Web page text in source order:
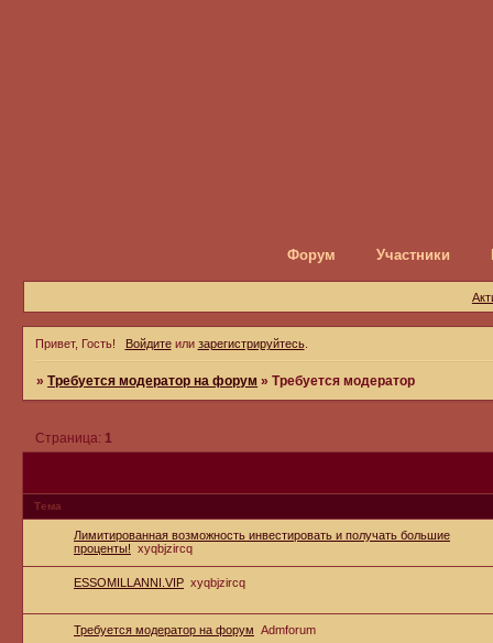
Форум Участники
Привет, Гость! Войдитеили зарегистрируйтесь.
»Требуется модератор на форум »Требуется модератор
Страница: 1
Тема
Лимитированная возможность инвестировать и получать большие
проценты! xyqbjzircq
ESSOMILLANNI.VIP xyqbjzircq
Требуется модератор на форум Admforum